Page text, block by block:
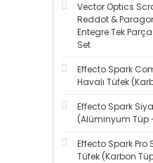
Vector Optics
Reddot &
Entegre Tek
Set
Effecto Spark
Havalı Tüfek
Effecto Spark
(Alüminyum Tüp
Effecto Spark Pro
Tüfek (Karbon